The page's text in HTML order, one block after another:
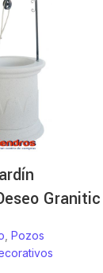
Granitic
Pozos